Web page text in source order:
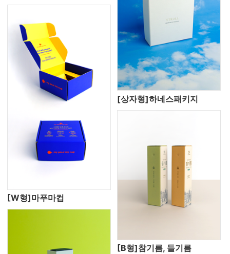
[W형]마푸마컵
[상자형]하네스패키지
[B형]참기름, 들기름